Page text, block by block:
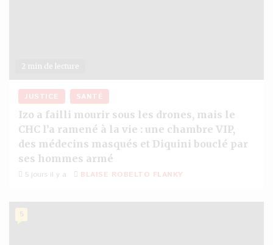
2 min de lecture
JUSTICE SANTÉ
Izo a failli mourir sous les drones, mais le
CHC l’a ramené à la vie : une chambre VIP,
des médecins masqués et Diquini bouclé par
ses hommes armé
5 jours il y a BLAISE ROBELTO FLANKY
5